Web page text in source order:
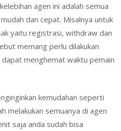
agen ini adalah semua
dan cepat. Misalnya untuk
yaitu registrasi, withdraw dan
memang perlu dilakukan
menghemat waktu pemain
kemudahan seperti
melakukan semuanya di agen
saja anda sudah bisa